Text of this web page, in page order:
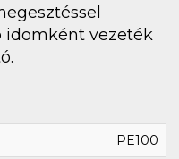
idomként vezeték
PE100